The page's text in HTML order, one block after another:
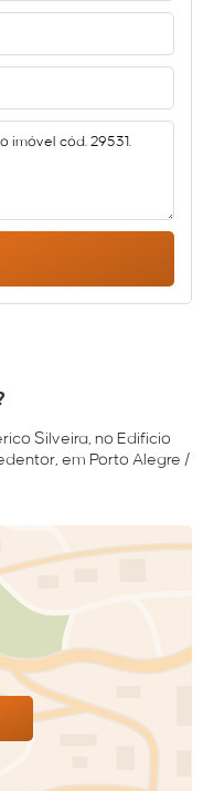
Silveira, no Edificio
em Porto Alegre /